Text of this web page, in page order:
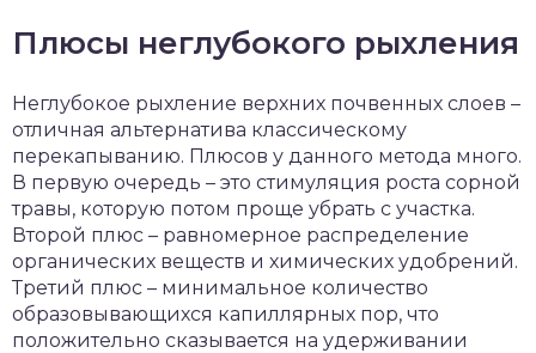
Плюсы неглубокого рыхления
Неглубокое рыхление верхних почвенных слоев –
отличная альтернатива классическому
перекапыванию. Плюсов у данного метода много.
В первую очередь – это стимуляция роста сорной
травы, которую потом проще убрать с участка.
Второй плюс – равномерное распределение
органических веществ и химических удобрений.
Третий плюс – минимальное количество
образовывающихся капиллярных пор, что
положительно сказывается на удерживании